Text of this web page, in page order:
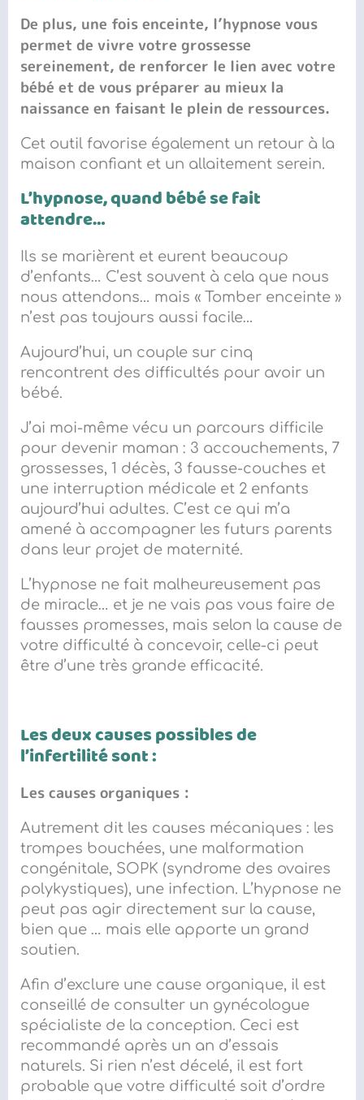
De plus, une fois enceinte, l’hypnose vous
permet de vivre votre grossesse
sereinement, de renforcer le lien avec votre
bébé et de vous préparer au mieux la
naissance en faisant le plein de ressources.
Cet outil favorise également un retour à la
maison confiant et un allaitement serein.
L’hypnose, quand bébé se fait
attendre…
Ils se marièrent et eurent beaucoup
d’enfants… C’est souvent à cela que nous
nous attendons… mais « Tomber enceinte »
n’est pas toujours aussi facile…
Aujourd’hui, un couple sur cinq
rencontrent des difficultés pour avoir un
bébé.
J’ai moi-même vécu un parcours difficile
pour devenir maman : 3 accouchements, 7
grossesses, 1 décès, 3 fausse-couches et
une interruption médicale et 2 enfants
aujourd’hui adultes. C’est ce qui m’a
amené à accompagner les futurs parents
dans leur projet de maternité.
L’hypnose ne fait malheureusement pas
de miracle… et je ne vais pas vous faire de
fausses promesses, mais selon la cause de
votre difficulté à concevoir, celle-ci peut
être d’une très grande efficacité.
Les deux causes possibles de
l’infertilité sont :
Les causes organiques :
Autrement dit les causes mécaniques : les
trompes bouchées, une malformation
congénitale, SOPK (syndrome des ovaires
polykystiques), une infection. L’hypnose ne
peut pas agir directement sur la cause,
bien que … mais elle apporte un grand
soutien.
Afin d’exclure une cause organique, il est
conseillé de consulter un gynécologue
spécialiste de la conception. Ceci est
recommandé après un an d’essais
naturels. Si rien n’est décelé, il est fort
probable que votre difficulté soit d’ordre